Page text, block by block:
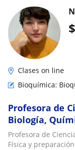
$
Clases on line
Bioquímica:
Profesora de
Biología,
PAES
Profesora de
Física y preparación